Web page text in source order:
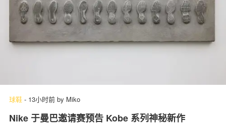
球鞋 - 13小时前 by Miko
Nike 于曼巴邀请赛预告 Kobe 系列神秘新作